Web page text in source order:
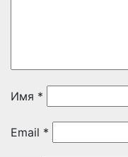
Имя *
Email *